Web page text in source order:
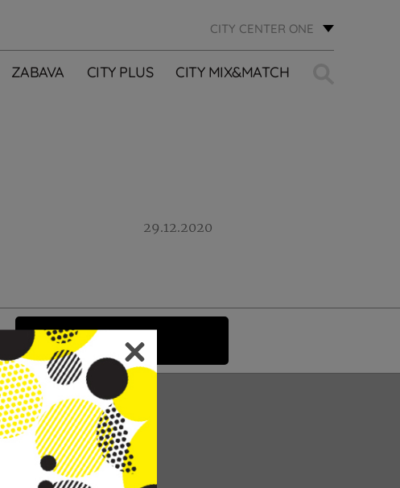
CITY CENTER ONE
ZABAVA CITY PLUS CITY MIX&MATCH
29.12.2020
PRIJAVI SE
CC REAL